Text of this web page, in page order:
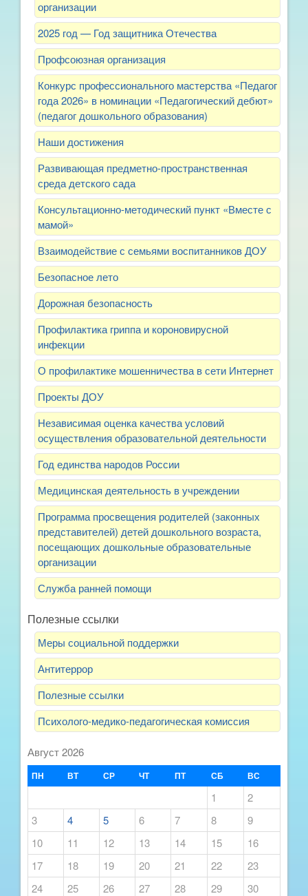
организации
2025 год — Год защитника Отечества
Профсоюзная организация
Конкурс профессионального мастерства «Педагог
года 2026» в номинации «Педагогический дебют»
(педагог дошкольного образования)
Наши достижения
Развивающая предметно-пространственная
среда детского сада
Консультационно-методический пункт «Вместе с
мамой»
Взаимодействие с семьями воспитанников ДОУ
Безопасное лето
Дорожная безопасность
Профилактика гриппа и короновирусной
инфекции
О профилактике мошенничества в сети Интернет
Проекты ДОУ
Независимая оценка качества условий
осуществления образовательной деятельности
Год единства народов России
Медицинская деятельность в учреждении
Программа просвещения родителей (законных
представителей) детей дошкольного возраста,
посещающих дошкольные образовательные
организации
Служба ранней помощи
Полезные ссылки
Меры социальной поддержки
Антитеррор
Полезные ссылки
Психолого-медико-педагогическая комиссия
Август 2026
ПН ВТ СР ЧТ ПТ СБ ВС
1
2
3
4 5 6 7 8
9
10
11 12 13 14 15
16
17
18 19 20 21 22
23
24
25 26 27 28 29
30